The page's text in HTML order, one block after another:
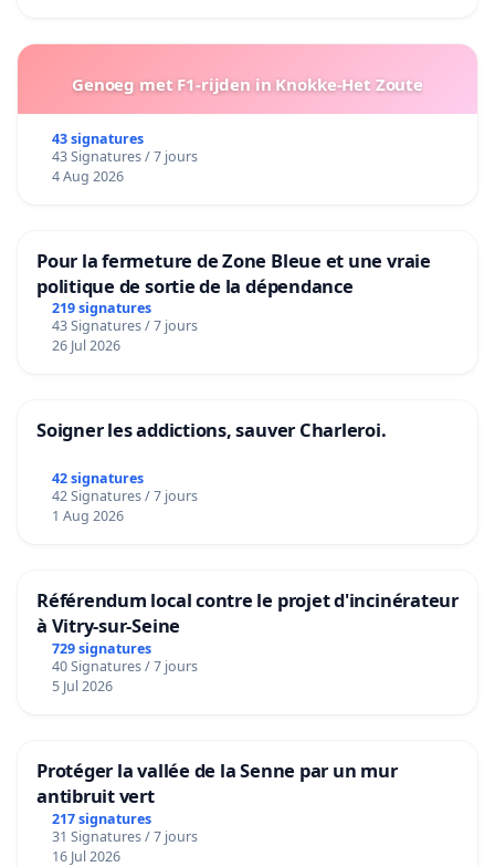
Genoeg met F1-rijden in Knokke-Het Zoute
43 signatures
43 Signatures / 7 jours
4 Aug 2026
Pour la fermeture de Zone Bleue et une vraie
politique de sortie de la dépendance
219 signatures
43 Signatures / 7 jours
26 Jul 2026
Soigner les addictions, sauver Charleroi.
42 signatures
42 Signatures / 7 jours
1 Aug 2026
Référendum local contre le projet d'incinérateur
à Vitry-sur-Seine
729 signatures
40 Signatures / 7 jours
5 Jul 2026
Protéger la vallée de la Senne par un mur
antibruit vert
217 signatures
31 Signatures / 7 jours
16 Jul 2026